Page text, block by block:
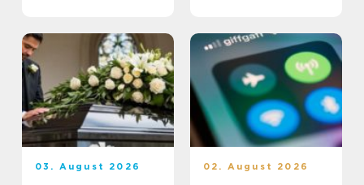
03. August 2026 02. August 2026